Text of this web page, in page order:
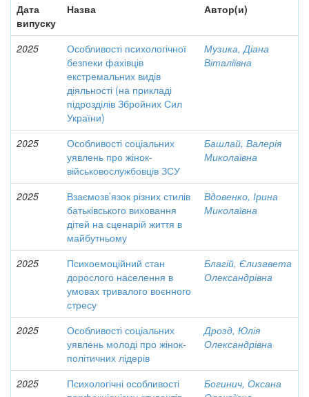
Дата
випуску
Назва Автор(и)
2025
Особливості психологічної
безпеки фахівців
екстремальних видів
діяльності (на прикладі
підрозділів Збройних Сил
України)
Музика, Діана
Віталіївна
2025
Особливості соціальних
уявлень про жінок-
військовослужбовців ЗСУ
Башлай, Валерія
Миколаївна
2025
Взаємозв’язок різних стилів
батьківського виховання
дітей на сценарій життя в
майбутньому
Вдовенко, Ірина
Миколаївна
2025
Психоемоційний стан
дорослого населення в
умовах тривалого воєнного
стресу
Благій, Єлизавета
Олександрівна
2025
Особливості соціальних
уявлень молоді про жінок-
політичних лідерів
Дрозд, Юлія
Олександрівна
2025
Психологічні особливості
Богинич, Оксана